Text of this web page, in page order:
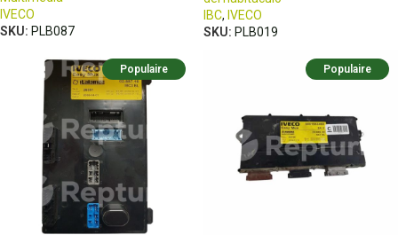
IVECO
SKU: PLB087
IBC, IVECO
SKU: PLB019
Populaire Populaire